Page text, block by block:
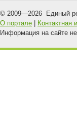
© 2009—2026 Единый
О портале
Контактная
Информация на сайте